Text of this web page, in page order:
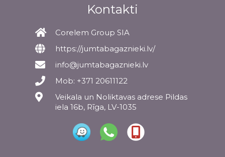
Kontakti
Corelem Group SIA
https://jumtabagaznieki.lv/
info@jumtabagaznieki.lv
Mob: +371 20611122
Veikala un Noliktavas adrese Pildas
iela 16b, Rīga, LV-1035